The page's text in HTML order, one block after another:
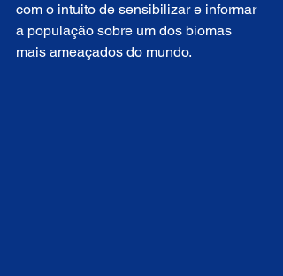
com o intuito de sensibilizar e informar
a população sobre um dos biomas
mais ameaçados do mundo.